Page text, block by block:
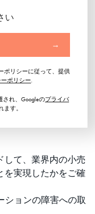
い
→
ポリシーに従って、提供
ポリシー.
され、Googleのプライバ
す。
して、業界内の小売
を実現したかをご確
ションの障害への取